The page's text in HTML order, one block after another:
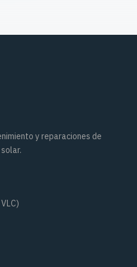
y reparaciones de